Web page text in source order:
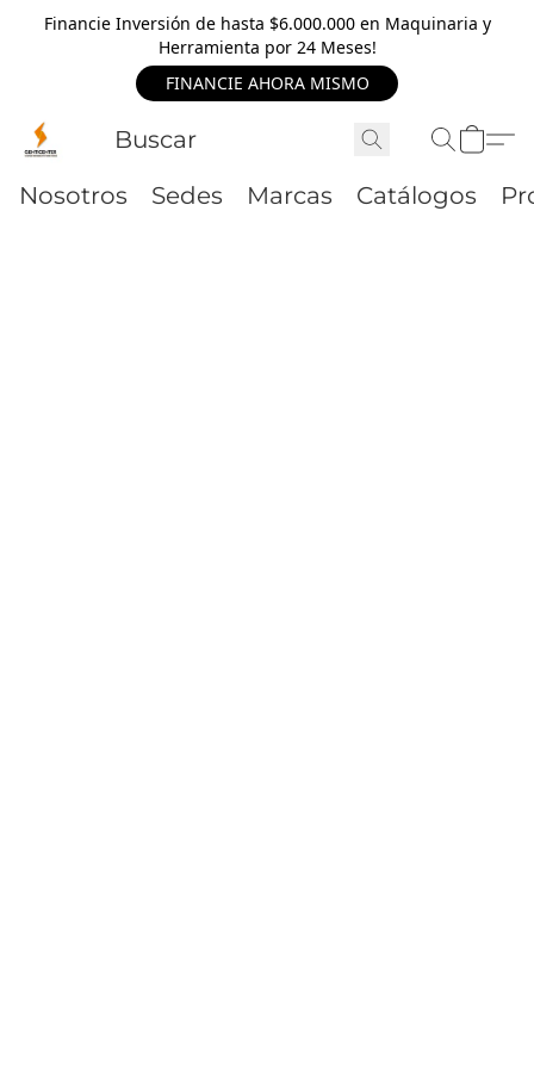
Financie Inversión de hasta $6.000.000 en Maquinaria y
Herramienta por 24 Meses!
FINANCIE AHORA MISMO
Nosotros Sedes Marcas Catálogos